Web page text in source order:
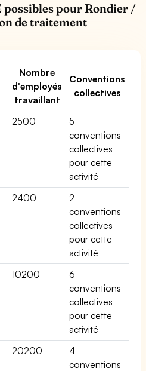
possibles pour Rondier /
de traitement
Nombre
d'employés
travaillant
Conventions
collectives
2500
5
conventions
collectives
pour cette
activité
2400
2
conventions
collectives
pour cette
activité
10200
6
conventions
collectives
pour cette
activité
20200
4
conventions